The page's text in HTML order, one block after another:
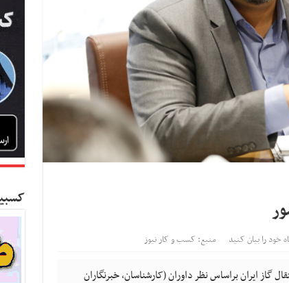
خود را بیان کنید منبع: کسب و کار نیوز
ایران براساس نظر داوران (کارشناسان، خبرنگاران